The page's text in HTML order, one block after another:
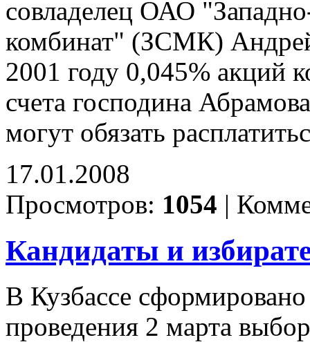
совладелец ОАО
комбинат" (ЗСМК)
2001 году 0,045% акций
счета господина
могут обязать
17.01.2008
Просмотров: 1054 |
Кандидаты и
В Кузбассе
проведения 2 марта